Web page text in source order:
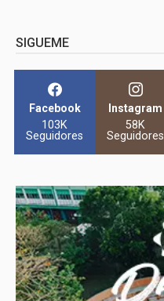
SIGUEME
Facebook
103K
Seguidores
Instagram
58K
Seguidores